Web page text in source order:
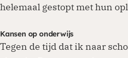
helemaal gestopt met hun
Kansen op onderwijs
Tegen de tijd dat ik naar